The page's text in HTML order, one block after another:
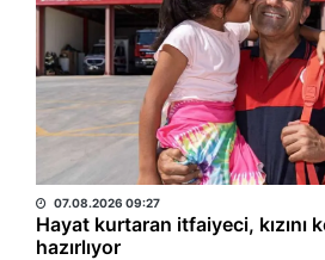
BÜLTEN
07.08.2026 09:27
Hayat kurtaran itfaiyeci, kızını
hazırlıyor